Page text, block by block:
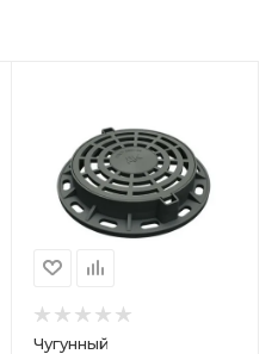
Чугунный